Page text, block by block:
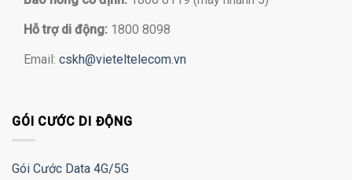
Hỗ trợ di động: 1800 8098
Email: cskh@vieteltelecom.vn
GÓI CƯỚC DI ĐỘNG
Gói Cước Data 4G/5G